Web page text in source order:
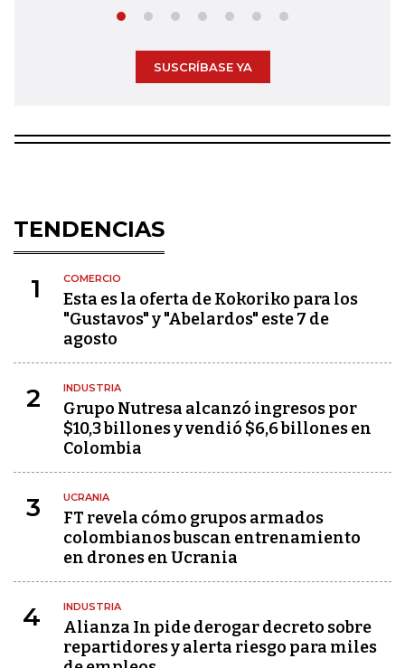
SUSCRÍBASE YA
TENDENCIAS
1 COMERCIO
Esta es la oferta de Kokoriko para los
"Gustavos" y "Abelardos" este 7 de
agosto
2 INDUSTRIA
Grupo Nutresa alcanzó ingresos por
$10,3 billones y vendió $6,6 billones en
Colombia
3 UCRANIA
FT revela cómo grupos armados
colombianos buscan entrenamiento
en drones en Ucrania
4 INDUSTRIA
Alianza In pide derogar decreto sobre
repartidores y alerta riesgo para miles